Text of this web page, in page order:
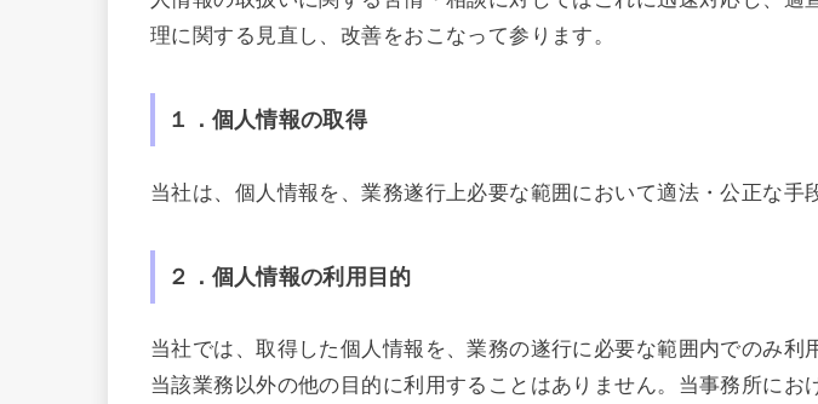
理に関する見直し、改善をおこなって参ります。
１．個人情報の取得
当社は、個人情報を、業務遂行上必要な範囲において適法・公正な手
２．個人情報の利用目的
当社では、取得した個人情報を、業務の遂行に必要な範囲内でのみ利
当該業務以外の他の目的に利用することはありません。当事務所にお